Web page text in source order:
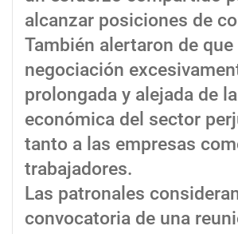
alcanzar posiciones de
También alertaron de que
negociación
prolongada y alejada de
económica del sector
tanto a las empresas
trabajadores.
Las patronales
convocatoria de una